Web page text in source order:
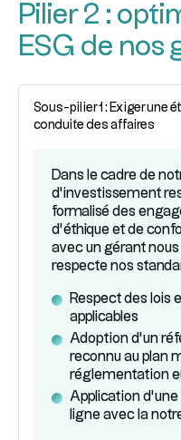
Interview
-
Pivin
-
Marlink
Pilier 2 :
ESG de nos
Sous-pilier 1 : Exiger une
conduite des affaires
Dans le cadre de
d’investissement
formalisé des
d’éthique et de
avec un gérant nous
respecte nos
Respect des lois
applicables
Adoption d’un
reconnu au plan
réglementation
Application
ligne avec la